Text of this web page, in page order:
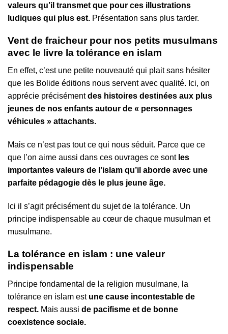
valeurs qu’il transmet que pour ces illustrations
ludiques qui plus est. Présentation sans plus tarder.
Vent de fraicheur pour nos petits musulmans
avec le livre la tolérance en islam
En effet, c’est une petite nouveauté qui plait sans hésiter
que les Bolide éditions nous servent avec qualité. Ici, on
apprécie précisémentdes histoires destinées aux plus
jeunes de nos enfants autour de « personnages
véhicules » attachants.
Mais ce n’est pas tout ce qui nous séduit. Parce que ce
que l’on aime aussi dans ces ouvrages ce sont les
importantes valeurs de l’islam qu’il aborde avec une
parfaite pédagogie dès le plus jeune âge.
Ici il s’agit précisément du sujet de la tolérance. Un
principe indispensable au cœur de chaque musulman et
musulmane.
La tolérance en islam : une valeur
indispensable
Principe fondamental de la religion musulmane, la
tolérance en islam est une cause incontestable de
respect. Mais aussi de pacifisme et de bonne
coexistence sociale.